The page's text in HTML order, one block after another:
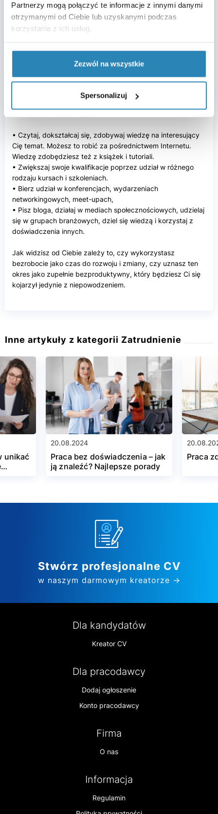
Partnerzy mogą połączyć te informacje z innymi danymi
otrzymanymi od Ciebie lub uzyskanymi podczas
korzystania z ich usług.
Zezwól na wszystkie
Spersonalizuj
Poznawaj ludzi i pielęgnuj te relacje. Jeśli do tej pory tego
nie robiłeś, to najwyższy czas to zmienić. Szukaj możliwości
więcej będziesz aktywnie uczestniczył w tego typu
inicjatywach, tym szybciej osiągniesz swój cel – znajdziesz
Jak dobrze wykorzystać czas na bezrobociu?
• Czytaj, dokształcaj się, zdobywaj wiedzę na interesujący
Cię temat. Możesz to robić za pośrednictwem Internetu.
Wiedzę zdobędziesz też z książek i tutoriali.
• Zwiększaj swoje kwalifikacje poprzez udział w różnego
rodzaju kursach i szkoleniach.
• Bierz udział w konferencjach, wydarzeniach
networkingowych, meet-upach,
• Pisz bloga, działaj w mediach społecznościowych, udzielaj
się w grupach branżowych, dziel się wiedzą i korzystaj z
doświadczenia innych.
Jak widzisz od Ciebie zależy to, czy wykorzystasz
bezrobocie jako czas do rozwoju i zmiany, czy uznasz ten
okres jako zupełnie bezproduktywny, który będziesz Ci się
kojarzył jedynie z niepowodzeniem.
Inne artykuły z kategorii Zatrudnienie
unikać
20.08.2024
Praca bez doświadczenia – jak
ją znaleźć? Najlepsze porady
Praca
Stwórz profesjonalne CV
w naszym darmowym kreatorze →
Dla kandydatów
Kreator CV
Dla pracodawcy
Dodaj ogłoszenie
Konto pracodawcy
Firma
O nas
Informacja
Regulamin